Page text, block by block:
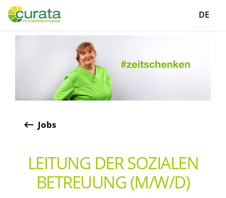
DE
keyboard_backspace Jobs
LEITUNG DER SOZIALEN
BETREUUNG (M/W/D)